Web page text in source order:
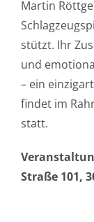
Martin
stützt. Ihr
und
– ein
findet im
statt.
Straße 101,